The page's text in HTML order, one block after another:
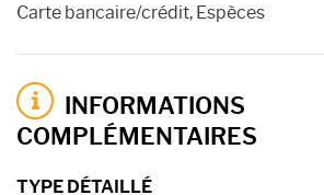
Carte bancaire/crédit, Espèces
INFORMATIONS
COMPLÉMENTAIRES
TYPE DÉTAILLÉ